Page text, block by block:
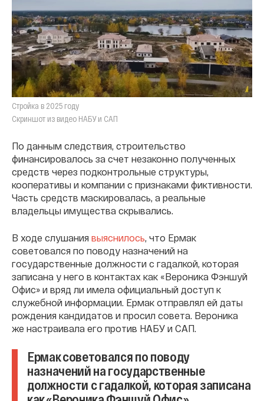
Стройка в 2025 году
Скриншот из видео НАБУ и САП
По данным следствия, строительство
финансировалось за счет незаконно полученных
средств через подконтрольные структуры,
кооперативы и компании с признаками фиктивности.
Часть средств маскировалась, а реальные
владельцы имущества скрывались.
В ходе слушания выяснилось , что Ермак
советовался по поводу назначений на
государственные должности с гадалкой, которая
записана у него в контактах как «Вероника Фэншуй
Офис» и вряд ли имела официальный доступ к
служебной информации. Ермак отправлял ей даты
рождения кандидатов и просил совета. Вероника
же настраивала его против НАБУ и САП.
Ермак советовался по поводу
назначений на государственные
должности с гадалкой, которая записана